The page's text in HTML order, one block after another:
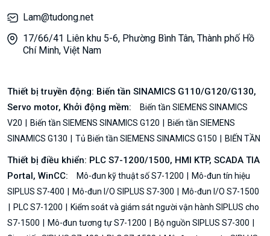
Lam@tudong.net
17/66/41 Liên khu 5-6, Phường Bình Tân, Thành phố Hồ
Chí Minh, Việt Nam
Thiết bị truyền động: Biến tần SINAMICS G110/G120/G130,
Servo motor, Khởi động mềm:
Biến tần SIEMENS SINAMICS
V20
Biến tần SIEMENS SINAMICS G120
Biến tần SIEMENS
SINAMICS G130
Tủ Biến tần SIEMENS SINAMICS G150 BIẾN TẦN
Thiết bị điều khiển: PLC S7-1200/1500, HMI KTP, SCADA TIA
Portal, WinCC:
Mô-đun kỹ thuật số S7-1200
Mô-đun tín hiệu
SIPLUS S7-400
Mô-đun I/O SIPLUS S7-300
Mô-đun I/O S7-1500
PLC S7-1200
Kiểm soát và giám sát người vận hành SIPLUS cho
S7-1500
Mô-đun tương tự S7-1200
Bộ nguồn SIPLUS S7-300